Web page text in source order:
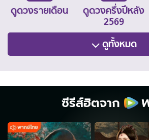
ดูดวงรายเดือน
ดูดวงครึ่งปีหลัง
2569
ดูทั้งหมด
ซีรีส์ฮิตจาก